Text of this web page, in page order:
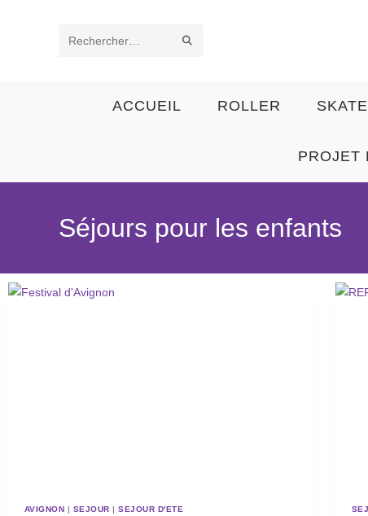
Rechercher
ACCUEIL ROLLER
PROJET
Séjours pour les enfants
AVIGNON | SEJOUR |SEJOUR D'ETE